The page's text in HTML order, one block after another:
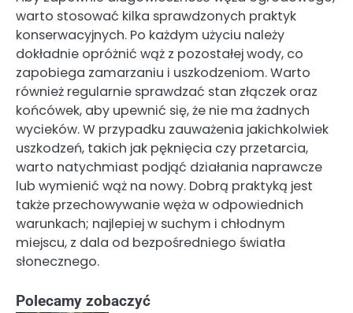
warto stosować kilka sprawdzonych praktyk
konserwacyjnych. Po każdym użyciu należy
dokładnie opróżnić wąż z pozostałej wody, co
zapobiega zamarzaniu i uszkodzeniom. Warto
również regularnie sprawdzać stan złączek oraz
końcówek, aby upewnić się, że nie ma żadnych
wycieków. W przypadku zauważenia jakichkolwiek
uszkodzeń, takich jak pęknięcia czy przetarcia,
warto natychmiast podjąć działania naprawcze
lub wymienić wąż na nowy. Dobrą praktyką jest
także przechowywanie węża w odpowiednich
warunkach; najlepiej w suchym i chłodnym
miejscu, z dala od bezpośredniego światła
słonecznego.
Polecamy zobaczyć